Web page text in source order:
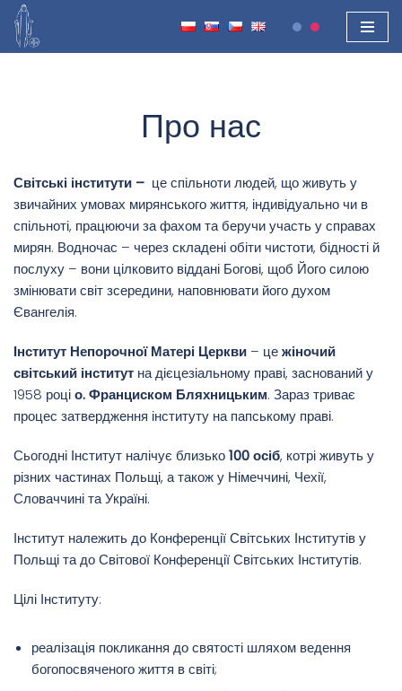
Перейти
Про нас
Світські інститути – це спільноти людей, що живуть у
звичайних умовах мирянського життя, індивідуально чи в
спільноті, працюючи за фахом та беручи участь у справах
мирян. Водночас – через складені обіти чистоти, бідності й
послуху – вони цілковито віддані Богові, щоб Його силою
змінювати світ зсередини, наповнювати його духом
Євангелія.
Інститут Непорочної Матері Церкви – цежіночий
світський інститут на дієцезіальному праві, заснований у
1958 роціо. Франциском Бляхницьким. Зараз триває
процес затвердження інституту на папському праві.
Сьогодні Інститут налічує близько100 осіб, котрі живуть у
різних частинах Польщі, а також у Німеччині, Чехії,
Словаччині та Україні.
Інститут належить до Конференції Світських Інститутів у
Польщі та до Світової Конференції Світських Інститутів.
Цілі Інституту:
реалізація покликання до святості шляхом ведення
богопосвяченого життя в світі;